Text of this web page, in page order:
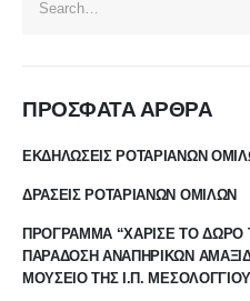
ΠΡΟΣΦΑΤΑ ΑΡΘΡΑ
ΕΚΔΗΛΩΣΕΙΣ ΡΟΤΑΡΙΑΝΩΝ
ΔΡΑΣΕΙΣ ΡΟΤΑΡΙΑΝΩΝ ΟΜΙΛΩΝ
ΠΡΟΓΡΑΜΜΑ “ΧΑΡΙΣΕ ΤΟ ΔΩΡΟ
ΠΑΡΑΔΟΣΗ ΑΝΑΠΗΡΙΚΩΝ
ΜΟΥΣΕΙΟ ΤΗΣ Ι.Π. ΜΕΣΟΛΟΓΓΙΟΥ